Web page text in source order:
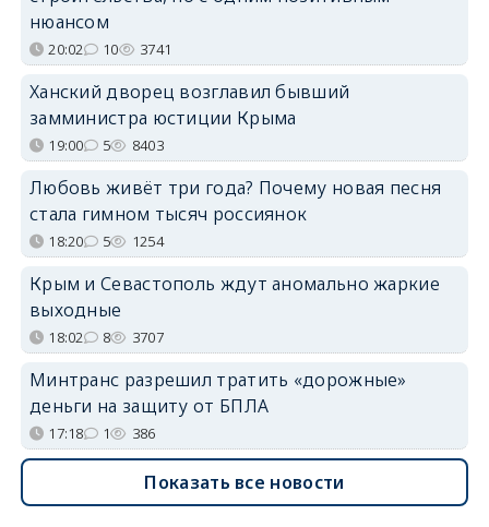
нюансом
20:02 10 3741
Ханский дворец возглавил бывший
замминистра юстиции Крыма
19:00 5 8403
Любовь живёт три года? Почему новая песня
стала гимном тысяч россиянок
18:20 5 1254
Крым и Севастополь ждут аномально жаркие
выходные
18:02 8 3707
Минтранс разрешил тратить «дорожные»
деньги на защиту от БПЛА
17:18 1 386
Показать все новости